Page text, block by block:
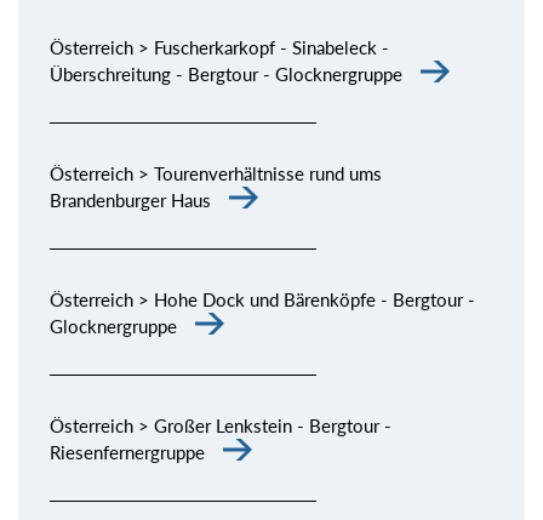
Österreich > Fuscherkarkopf - Sinabeleck -
Überschreitung - Bergtour - Glocknergruppe
Österreich > Tourenverhältnisse rund ums
Brandenburger Haus
Österreich > Hohe Dock und Bärenköpfe - Bergtour -
Glocknergruppe
Österreich > Großer Lenkstein - Bergtour -
Riesenfernergruppe